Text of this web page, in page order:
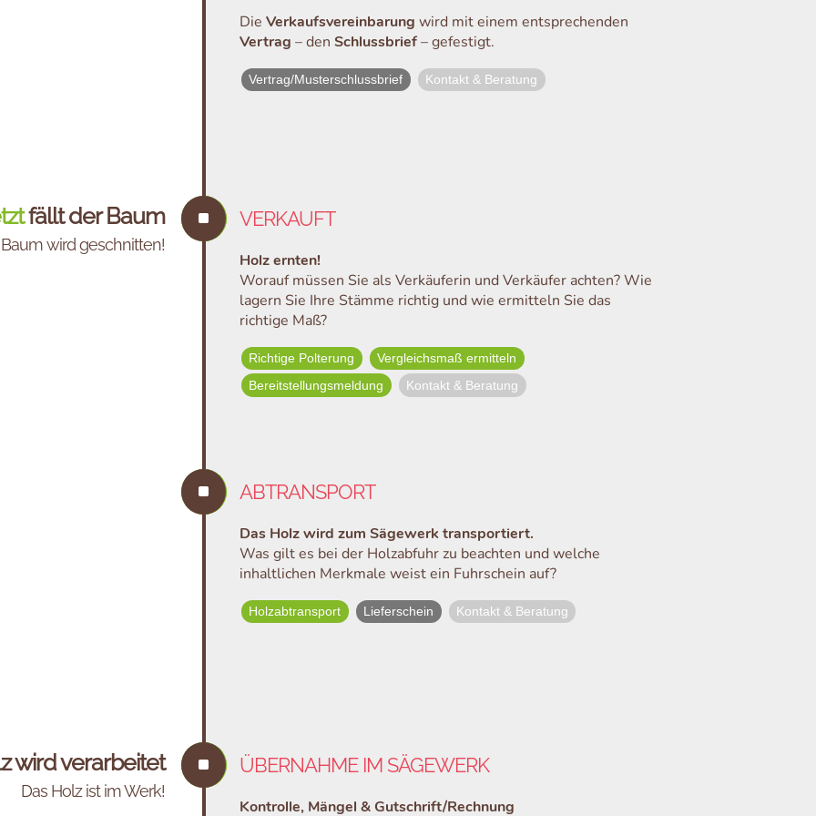
fällt der Baum
wird geschnitten!
wird verarbeitet
Das Holz ist im Werk!
Die Verkaufsvereinbarung wird mit einem entsprechenden
Vertrag – den Schlussbrief– gefestigt.
Vertrag/Musterschlussbrief Kontakt & Beratung
^ VERKAUFT
Holz ernten!
Worauf müssen Sie als Verkäuferin und Verkäufer achten? Wie
lagern Sie Ihre Stämme richtig und wie ermitteln Sie das
richtige Maß?
Richtige Polterung
Vergleichsmaß ermitteln
Bereitstellungsmeldung
Kontakt & Beratung
^ ABTRANSPORT
Das Holz wird zum Sägewerk transportiert.
Was gilt es bei der Holzabfuhr zu beachten und welche
inhaltlichen Merkmale weist ein Fuhrschein auf?
Holzabtransport Lieferschein Kontakt & Beratung
^ ÜBERNAHME IM SÄGEWERK
Kontrolle, Mängel & Gutschrift/Rechnung